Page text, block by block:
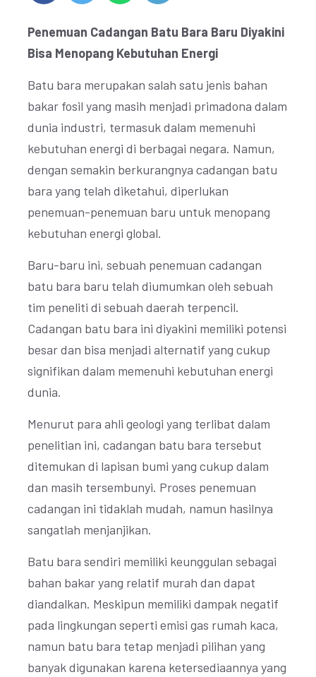
Penemuan Cadangan Batu Bara Baru Diyakini
Bisa Menopang Kebutuhan Energi
Batu bara merupakan salah satu jenis bahan
bakar fosil yang masih menjadi primadona dalam
dunia industri, termasuk dalam memenuhi
kebutuhan energi di berbagai negara. Namun,
dengan semakin berkurangnya cadangan batu
bara yang telah diketahui, diperlukan
penemuan-penemuan baru untuk menopang
kebutuhan energi global.
Baru-baru ini, sebuah penemuan cadangan
batu bara baru telah diumumkan oleh sebuah
tim peneliti di sebuah daerah terpencil.
Cadangan batu bara ini diyakini memiliki potensi
besar dan bisa menjadi alternatif yang cukup
signifikan dalam memenuhi kebutuhan energi
dunia.
Menurut para ahli geologi yang terlibat dalam
penelitian ini, cadangan batu bara tersebut
ditemukan di lapisan bumi yang cukup dalam
dan masih tersembunyi. Proses penemuan
cadangan ini tidaklah mudah, namun hasilnya
sangatlah menjanjikan.
Batu bara sendiri memiliki keunggulan sebagai
bahan bakar yang relatif murah dan dapat
diandalkan. Meskipun memiliki dampak negatif
pada lingkungan seperti emisi gas rumah kaca,
namun batu bara tetap menjadi pilihan yang
banyak digunakan karena ketersediaannya yang